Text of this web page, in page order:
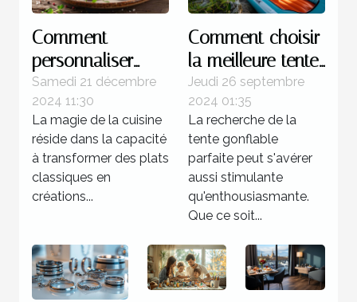
Comment
personnaliser
votre gravlax à la
betterave avec
des épices
locales
Samedi 21 décembre
2024 11:30
La magie de la cuisine
réside dans la capacité
à transformer des plats
classiques en
créations...
Comment choisir
la meilleure tente
gonflable pour
votre prochain
événement
Jeudi 26 septembre
2024 01:35
La recherche de la
tente gonflable
parfaite peut s'avérer
aussi stimulante
qu'enthousiasmante.
Que ce soit...